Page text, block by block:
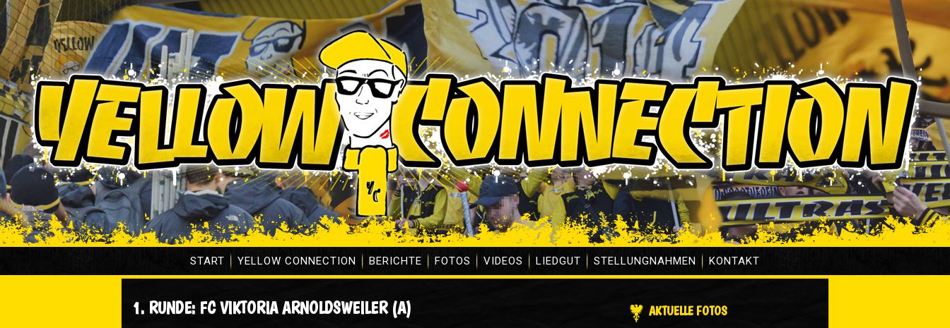
START YELLOW CONNECTION BERICHTE FOTOS VIDEOS LIEDGUT STELLUNGNAHMEN KONTAKT
1. RUNDE: FC VIKTORIA ARNOLDSWEILER (A) AKTUELLE FOTOS